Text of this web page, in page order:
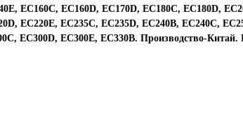
EC160C, EC160D, EC170D, EC180C, EC180D,
EC220E, EC235C, EC235D, EC240B, EC240C,
EC300D, EC300E, EC330B. Производство-Китай.